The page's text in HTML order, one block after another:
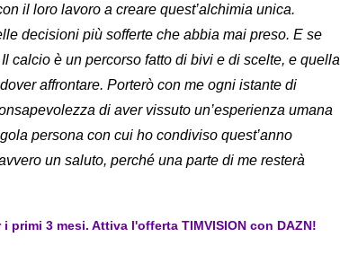
il loro lavoro a creare quest’alchimia unica.
decisioni più sofferte che abbia mai preso. E se
calcio è un percorso fatto di bivi e di scelte, e quella
affrontare. Porterò con me ogni istante di
di aver vissuto un’esperienza umana
persona con cui ho condiviso quest’anno
un saluto, perché una parte di me resterà
primi 3 mesi. Attiva l'offerta TIMVISION con DAZN!